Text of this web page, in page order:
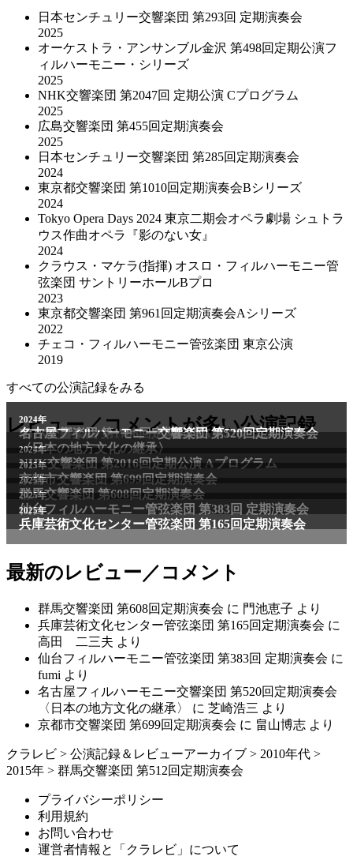
日本センチュリー交響楽団 第293回 定期演奏会
2025
オーケストラ・アンサンブル金沢 第498回定期公演フ
ィルハーモニー・シリーズ
2025
NHK交響楽団 第2047回 定期公演 Cプログラム
2025
広島交響楽団 第455回定期演奏会
2025
日本センチュリー交響楽団 第285回定期演奏会
2024
東京都交響楽団 第1010回定期演奏会Bシリーズ
2024
Tokyo Opera Days 2024 東京二期会オペラ劇場 シュトラ
ウス作曲オペラ『影のない女』
2024
クラウス・マケラ(指揮) オスロ・フィルハーモニー管
弦楽団 サントリーホールBプロ
2023
東京都交響楽団 第961回定期演奏会Aシリーズ
2022
チェコ・フィルハーモニー管弦楽団 東京公演
2019
すべての公演記録をみる
レビュー／コメントが多い公演記録
2011年
NHK交響楽団 第1706回定期公演Aプログラム
2024年
名古屋フィルハーモニー交響楽団 第520回定期演奏会
〈日本の地方文化の継承〉
2024年
NHK交響楽団 第2016回定期公演 Aプログラム
2025年
京都市交響楽団 第699回定期演奏会
2025年
群馬交響楽団 第608回定期演奏会
2025年
仙台フィルハーモニー管弦楽団 第383回 定期演奏会
2025年
兵庫芸術文化センター管弦楽団 第165回定期演奏会
最新のレビュー／コメント
群馬交響楽団 第608回定期演奏会 に 門池恵子 より
兵庫芸術文化センター管弦楽団 第165回定期演奏会 に
高田 二三夫 より
仙台フィルハーモニー管弦楽団 第383回 定期演奏会 に
fumi より
名古屋フィルハーモニー交響楽団 第520回定期演奏会
〈日本の地方文化の継承〉
に 芝崎浩三 より
京都市交響楽団 第699回定期演奏会 に 畠山博志 より
クラレビ > 公演記録＆レビューアーカイブ > 2010年代 >
2015年 > 群馬交響楽団 第512回定期演奏会
プライバシーポリシー
利用規約
お問い合わせ
運営者情報と「クラレビ」について